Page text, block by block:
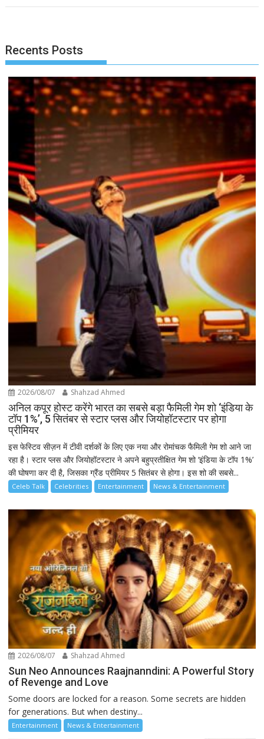
Recents Posts
2026/08/07 Shahzad Ahmed
अनिल कपूर होस्ट करेंगे भारत का सबसे बड़ा फैमिली गेम शो ‘इंडिया के
टॉप 1%’, 5 सितंबर से स्टार प्लस और जियोहॉटस्टार पर होगा
प्रीमियर
इस फेस्टिव सीज़न में टीवी दर्शकों के लिए एक नया और रोमांचक फैमिली गेम शो आने जा
रहा है। स्टार प्लस और जियोहॉटस्टार ने अपने बहुप्रतीक्षित गेम शो ‘इंडिया के टॉप 1%’
की घोषणा कर दी है, जिसका ग्रैंड प्रीमियर 5 सितंबर से होगा। इस शो की सबसे...
Celeb Talk Celebrities Entertainment News & Entertainment
2026/08/07 Shahzad Ahmed
Sun Neo Announces Raajnanndini: A Powerful Story
of Revenge and Love
Some doors are locked for a reason. Some secrets are hidden
for generations. But when destiny...
Entertainment News & Entertainment